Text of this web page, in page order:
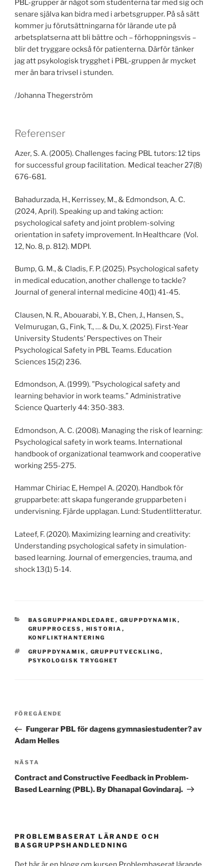
PBL-grupper är något som studenterna tar med sig och
senare själva kan bidra med i arbetsgrupper. På så sätt
kommer ju förutsättningarna för lärande ute på
arbetsplatserna att bli bättre och – förhoppningsvis –
blir det tryggare också för patienterna. Därför tänker
jag att psykologisk trygghet i PBL-gruppen är mycket
mer än bara trivsel i stunden.
/Johanna Thegerström
Referenser
Azer, S. A. (2005). Challenges facing PBL tutors: 12 tips
for successful group facilitation. Medical teacher 27(8)
676-681.
Bahadurzada, H., Kerrissey, M., & Edmondson, A. C.
(2024, April). Speaking up and taking action:
psychological safety and joint problem-solving
orientation in safety improvement. In Healthcare (Vol.
12, No. 8, p. 812). MDPI.
Bump, G. M., & Cladis, F. P. (2025). Psychological safety
in medical education, another challenge to tackle?
Journal of general internal medicine 40(1) 41-45.
Clausen, N. R., Abouarabi, Y. B., Chen, J., Hansen, S.,
Velmurugan, G., Fink, T., … & Du, X. (2025). First-Year
University Students’ Perspectives on Their
Psychological Safety in PBL Teams. Education
Sciences 15(2) 236.
Edmondson, A. (1999). ”Psychological safety and
learning behavior in work teams.” Administrative
Science Quarterly 44: 350-383.
Edmondson, A. C. (2008). Managing the risk of learning:
Psychological safety in work teams. International
handbook of organizational teamwork and cooperative
working 255-275.
Hammar Chiriac E, Hempel A. (2020). Handbok för
grupparbete: att skapa fungerande grupparbeten i
undervisning. Fjärde upplagan. Lund: Studentlitteratur.
Lateef, F. (2020). Maximizing learning and creativity:
Understanding psychological safety in simulation-
based learning. Journal of emergencies, trauma, and
shock 13(1) 5-14.
KATEGORIER
BASGRUPPHANDLEDARE , GRUPPDYNAMIK ,
GRUPPROCESS , HISTORIA ,
KONFLIKTHANTERING
TAGGAR
GRUPPDYNAMIK , GRUPPUTVECKLING ,
PSYKOLOGISK TRYGGHET
Inläggsnavigering
Föregående
inlägg
FÖREGÅENDE
Fungerar PBL för dagens gymnasiestudenter? av
Adam Helles
Nästa
inlägg
NÄSTA
Contract and Constructive Feedback in Problem-
Based Learning (PBL). By Dhanapal Govindaraj.
PROBLEMBASERAT LÄRANDE OCH
BASGRUPPSHANDLEDNING